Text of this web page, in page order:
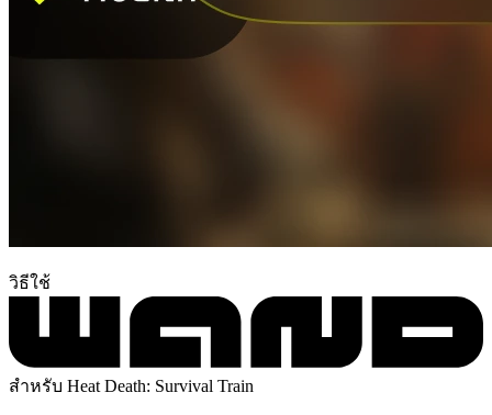
วิธีใช้
สำหรับ Heat Death: Survival Train